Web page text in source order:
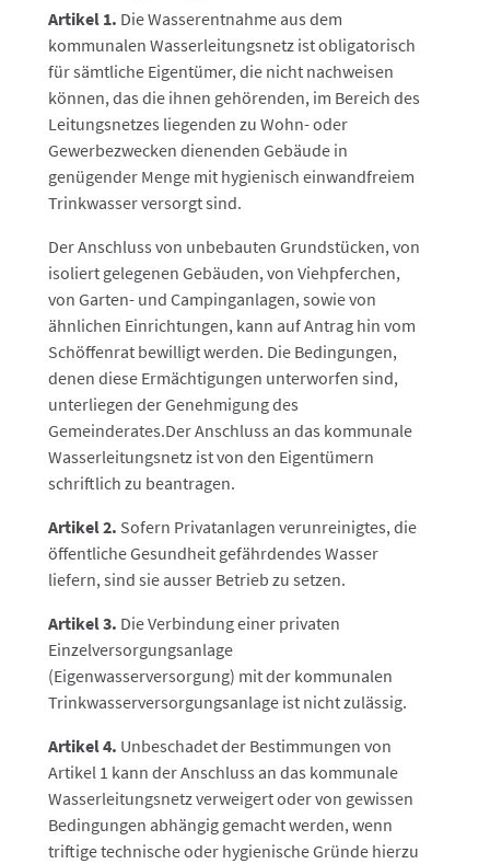
Artikel 1. Die Wasserentnahme aus dem
kommunalen Wasserleitungsnetz ist obligatorisch
für sämtliche Eigentümer, die nicht nachweisen
können, das die ihnen gehörenden, im Bereich des
Leitungsnetzes liegenden zu Wohn- oder
Gewerbezwecken dienenden Gebäude in
genügender Menge mit hygienisch einwandfreiem
Trinkwasser versorgt sind.
Der Anschluss von unbebauten Grundstücken, von
isoliert gelegenen Gebäuden, von Viehpferchen,
von Garten- und Campinganlagen, sowie von
ähnlichen Einrichtungen, kann auf Antrag hin vom
Schöffenrat bewilligt werden. Die Bedingungen,
denen diese Ermächtigungen unterworfen sind,
unterliegen der Genehmigung des
Gemeinderates.Der Anschluss an das kommunale
Wasserleitungsnetz ist von den Eigentümern
schriftlich zu beantragen.
Artikel 2. Sofern Privatanlagen verunreinigtes, die
öffentliche Gesundheit gefährdendes Wasser
liefern, sind sie ausser Betrieb zu setzen.
Artikel 3. Die Verbindung einer privaten
Einzelversorgungsanlage
(Eigenwasserversorgung) mit der kommunalen
Trinkwasserversorgungsanlage ist nicht zulässig.
Artikel 4. Unbeschadet der Bestimmungen von
Artikel 1 kann der Anschluss an das kommunale
Wasserleitungsnetz verweigert oder von gewissen
Bedingungen abhängig gemacht werden, wenn
triftige technische oder hygienische Gründe hierzu